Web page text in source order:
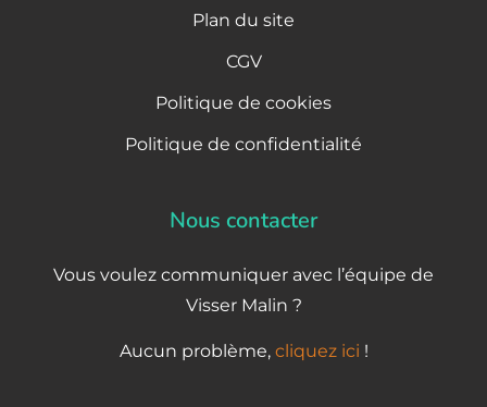
Plan du site
CGV
Politique de cookies
Politique de confidentialité
Nous contacter
Vous voulez communiquer avec l’équipe de
Visser Malin ?
Aucun problème, cliquez ici !